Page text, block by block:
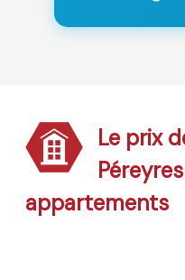
Le prix
appartements